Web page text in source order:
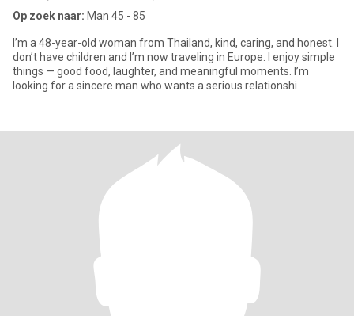
Op zoek naar: Man 45 - 85
I’m a 48-year-old woman from Thailand, kind, caring, and honest. I
don’t have children and I’m now traveling in Europe. I enjoy simple
things — good food, laughter, and meaningful moments. I’m
looking for a sincere man who wants a serious relationshi